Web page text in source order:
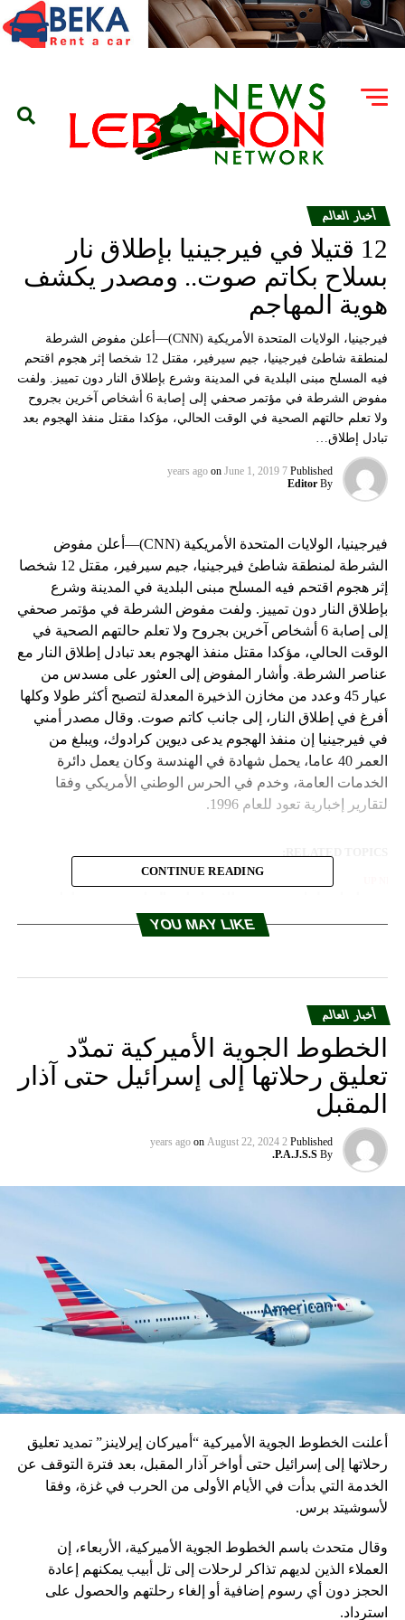
أخبار العالم
12 قتيلا في فيرجينيا بإطلاق نار
بسلاح بكاتم صوت.. ومصدر يكشف
هوية المهاجم
فيرجينيا، الولايات المتحدة الأمريكية (CNN)—أعلن مفوض الشرطة
لمنطقة شاطئ فيرجينيا، جيم سيرفير، مقتل 12 شخصا إثر هجوم اقتحم
فيه المسلح مبنى البلدية في المدينة وشرع بإطلاق النار دون تمييز. ولفت
مفوض الشرطة في مؤتمر صحفي إلى إصابة 6 أشخاص آخرين بجروح
ولا تعلم حالتهم الصحية في الوقت الحالي، مؤكدا مقتل منفذ الهجوم بعد
تبادل إطلاق…
Published
7 years ago
on June 1, 2019
By
Editor
فيرجينيا، الولايات المتحدة الأمريكية (CNN)—أعلن مفوض
الشرطة لمنطقة شاطئ فيرجينيا، جيم سيرفير، مقتل 12 شخصا
إثر هجوم اقتحم فيه المسلح مبنى البلدية في المدينة وشرع
بإطلاق النار دون تمييز. ولفت مفوض الشرطة في مؤتمر صحفي
إلى إصابة 6 أشخاص آخرين بجروح ولا تعلم حالتهم الصحية في
الوقت الحالي، مؤكدا مقتل منفذ الهجوم بعد تبادل إطلاق النار مع
عناصر الشرطة. وأشار المفوض إلى العثور على مسدس من
عيار 45 وعدد من مخازن الذخيرة المعدلة لتصبح أكثر طولا وكلها
أفرغ في إطلاق النار، إلى جانب كاتم صوت. وقال مصدر أمني
في فيرجينيا إن منفذ الهجوم يدعى ديوين كرادوك، ويبلغ من
العمر 40 عاما، يحمل شهادة في الهندسة وكان يعمل دائرة
الخدمات العامة، وخدم في الحرس الوطني الأمريكي وفقا
لتقارير إخبارية تعود للعام 1996.
النووي
CONTINUE READING
YOU MAY LIKE
أخبار العالم
الخطوط الجوية الأميركية تمدّد
تعليق رحلاتها إلى إسرائيل حتى آذار
المقبل
Published
2 years ago
on August 22, 2024
By
P.A.J.S.S.
أعلنت الخطوط الجوية الأميركية “أميركان إيرلاينز” تمديد تعليق
رحلاتها إلى إسرائيل حتى أواخر آذار المقبل، بعد فترة التوقف عن
الخدمة التي بدأت في الأيام الأولى من الحرب في غزة، وفقا
لأسوشيتد برس.
وقال متحدث باسم الخطوط الجوية الأميركية، الأربعاء، إن
العملاء الذين لديهم تذاكر لرحلات إلى تل أبيب يمكنهم إعادة
الحجز دون أي رسوم إضافية أو إلغاء رحلتهم والحصول على
استرداد.